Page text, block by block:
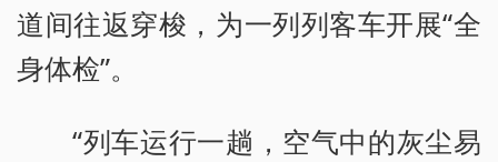
道间往返穿梭，为一列列客车开展“全
身体检”。
“列车运行一趟，空气中的灰尘易